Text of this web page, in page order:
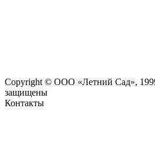
Copyright © ООО «Летний Сад»,
защищены
Контакты